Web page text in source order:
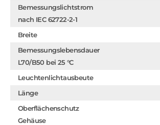
Bemessungslichtstrom
nach IEC 62722-2-1
Breite
Bemessungslebensdauer
L70/B50 bei 25 °C
Leuchtenlichtausbeute
Länge
Oberflächenschutz
Gehäuse